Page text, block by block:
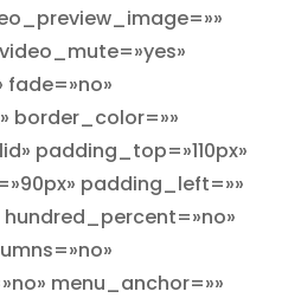
fade=»no»
border_color=»»
padding_top=»110px»
padding_left=»»
menu_anchor=»»